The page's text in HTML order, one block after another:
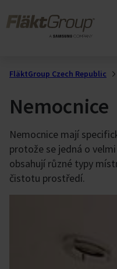
FläktGroup Czech Republic
Nemocnice
Nemocnice mají
protože se jedná o
obsahují různé typy
čistotu prostředí.